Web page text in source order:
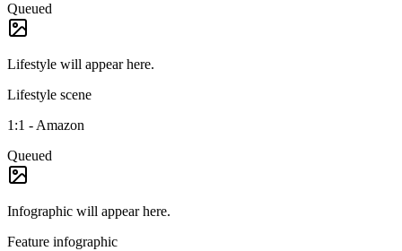
Queued
Lifestyle will appear here.
Lifestyle scene
1:1 - Amazon
Queued
Infographic will appear here.
Feature infographic